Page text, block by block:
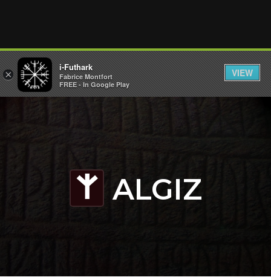
Z ALGIZ
×
i-Futhark
Fabrice Montfort
FREE - In Google Play
VIEW